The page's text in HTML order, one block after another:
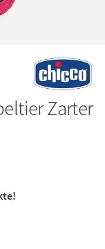
Zarter